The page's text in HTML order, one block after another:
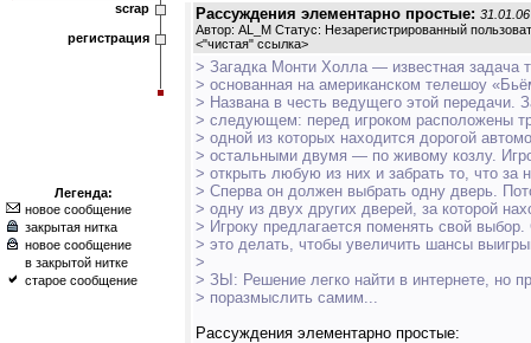
scrap
регистрация
Легенда:
новое сообщение
закрытая нитка
новое сообщение
в закрытой нитке
старое сообщение
Рассуждения элементарно простые:
Автор: AL_M Статус: Незарегистрированный
<"чистая" ссылка>
> Загадка Монти Холла — известная задача
> основанная на американском телешоу
> Названа в честь ведущего этой передачи.
> следующем: перед игроком расположены
> одной из которых находится дорогой
> остальными двумя — по живому козлу.
> открыть любую из них и забрать то, что за
> Сперва он должен выбрать одну дверь.
> одну из двух других дверей, за которой
> Игроку предлагается поменять свой выбор.
> это делать, чтобы увеличить шансы
>
> ЗЫ: Решение легко найти в интернете, но
> поразмыслить самим...
Рассуждения элементарно простые: